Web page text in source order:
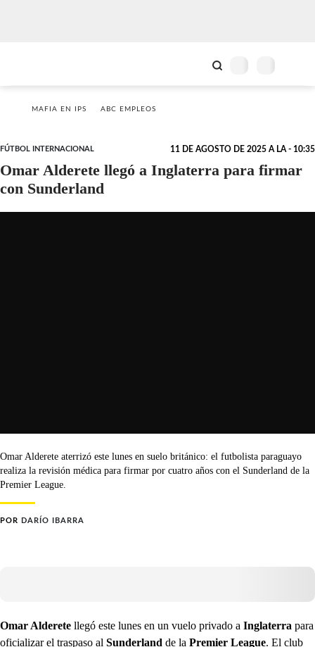
MAFIA EN IPS ABC EMPLEOS
FÚTBOL INTERNACIONAL 11 DE AGOSTO DE 2025 A LA - 10:35
Omar Alderete llegó a Inglaterra para firmar
con Sunderland
Omar Alderete aterrizó este lunes en suelo británico: el futbolista paraguayo
realiza la revisión médica para firmar por cuatro años con el Sunderland de la
Premier League.
POR DARÍO IBARRA
Omar Alderete llegó este lunes en un vuelo privado a Inglaterra para
oficializar el traspaso al Sunderland de la Premier League. El club